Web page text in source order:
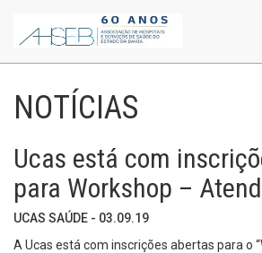
NOTÍCIAS
Ucas está com
para Workshop –
UCAS SAÚDE - 03.09.19
A Ucas está com inscrições abertas para o